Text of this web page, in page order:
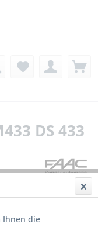
DS 433
Ihnen die